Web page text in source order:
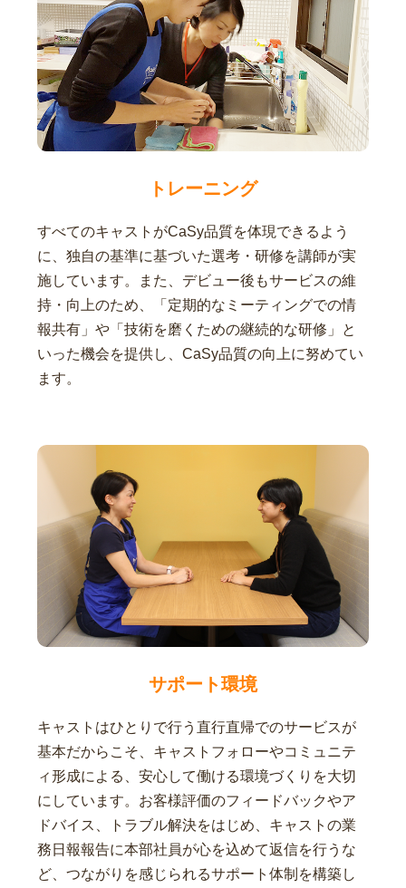
トレーニング
すべてのキャストがCaSy品質を体現できるよう
に、独自の基準に基づいた選考・研修を講師が実
施しています。また、デビュー後もサービスの維
持・向上のため、「定期的なミーティングでの情
報共有」や「技術を磨くための継続的な研修」と
いった機会を提供し、CaSy品質の向上に努めてい
ます。
サポート環境
キャストはひとりで行う直行直帰でのサービスが
基本だからこそ、キャストフォローやコミュニテ
ィ形成による、安心して働ける環境づくりを大切
にしています。お客様評価のフィードバックやア
ドバイス、トラブル解決をはじめ、キャストの業
務日報報告に本部社員が心を込めて返信を行うな
ど、つながりを感じられるサポート体制を構築し